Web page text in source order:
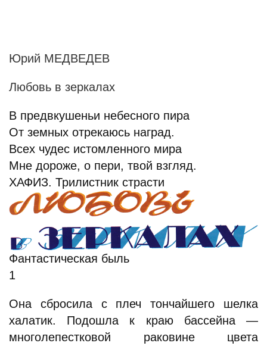
Юрий МЕДВЕДЕВ
Любовь в зеркалах
В предвкушеньи небесного пира
От земных отрекаюсь наград.
Всех чудес истомленного мира
Мне дороже, о пери, твой взгляд.
ХАФИЗ. Трилистник страсти
Фантастическая быль
1
Она сбросила с плеч тончайшего шелка
халатик. Подошла к краю бассейна —
многолепестковой раковине цвета